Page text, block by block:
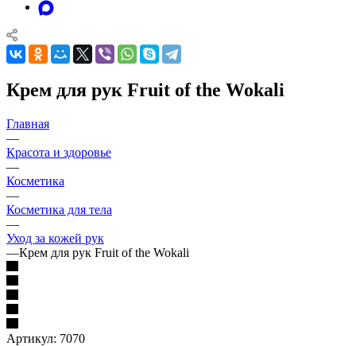
Крем для рук Fruit of the Wokali
Главная
—
Красота и здоровье
—
Косметика
—
Косметика для тела
—
Уход за кожей рук
—Крем для рук Fruit of the Wokali
Артикул: 7070